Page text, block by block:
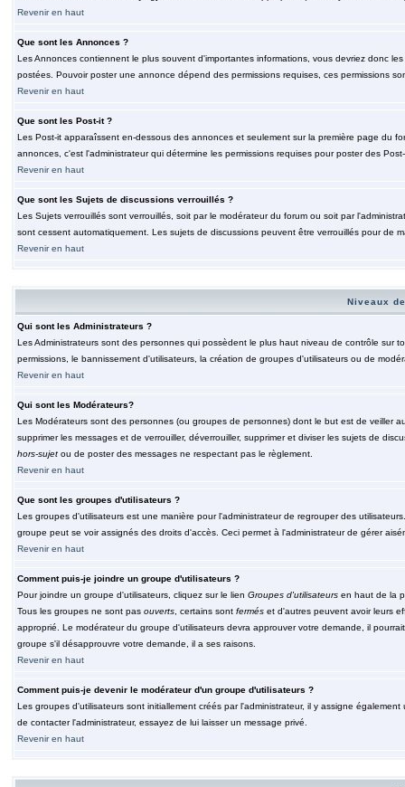
Revenir en haut
Que sont les Annonces ?
Les Annonces contiennent le plus souvent d'importantes informations, vous devriez donc
postées. Pouvoir poster une annonce dépend des permissions requises, ces permissions
Revenir en haut
Que sont les Post-it ?
Les Post-it apparaîssent en-dessous des annonces et seulement sur la première page du
annonces, c'est l'administrateur qui détermine les permissions requises pour poster des
Revenir en haut
Que sont les Sujets de discussions verrouillés ?
Les Sujets verrouillés sont verrouillés, soit par le modérateur du forum ou soit par
sont cessent automatiquement. Les sujets de discussions peuvent être verrouillés pour de
Revenir en haut
Niveaux
Qui sont les Administrateurs ?
Les Administrateurs sont des personnes qui possèdent le plus haut niveau de contrôle sur
permissions, le bannissement d'utilisateurs, la création de groupes d'utilisateurs ou de
Revenir en haut
Qui sont les Modérateurs?
Les Modérateurs sont des personnes (ou groupes de personnes) dont le but est de veiller
supprimer les messages et de verrouiller, déverrouiller, supprimer et diviser les sujets de
hors-sujetou de poster des messages ne respectant pas le règlement.
Revenir en haut
Que sont les groupes d'utilisateurs ?
Les groupes d'utilisateurs est une manière pour l'administrateur de regrouper des
groupe peut se voir assignés des droits d'accès. Ceci permet à l'administrateur de gérer
Revenir en haut
Comment puis-je joindre un groupe d'utilisateurs ?
Pour joindre un groupe d'utilisateurs, cliquez sur le lien Groupes d'utilisateursen haut de la
Tous les groupes ne sont pas ouverts, certains sont ferméset d'autres peuvent avoir leurs
approprié. Le modérateur du groupe d'utilisateurs devra approuver votre demande, il
groupe s'il désapprouvre votre demande, il a ses raisons.
Revenir en haut
Comment puis-je devenir le modérateur d'un groupe d'utilisateurs ?
Les groupes d'utilisateurs sont initiallement créés par l'administrateur, il y assigne
de contacter l'administrateur, essayez de lui laisser un message privé.
Revenir en haut